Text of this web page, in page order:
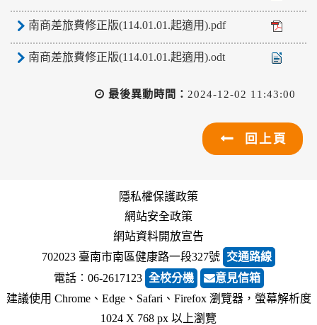
南商差旅費修正版(114.01.01.起適用).pdf
南商差旅費修正版(114.01.01.起適用).odt
最後異動時間： 2024-12-02 11:43:00
回上頁
隱私權保護政策
網站安全政策
網站資料開放宣告
702023 臺南市南區健康路一段327號 交通路線
電話︰06-2617123 全校分機
意見信箱
建議使用 Chrome、Edge、Safari、Firefox 瀏覽器，螢幕解析度
1024 X 768 px 以上瀏覽